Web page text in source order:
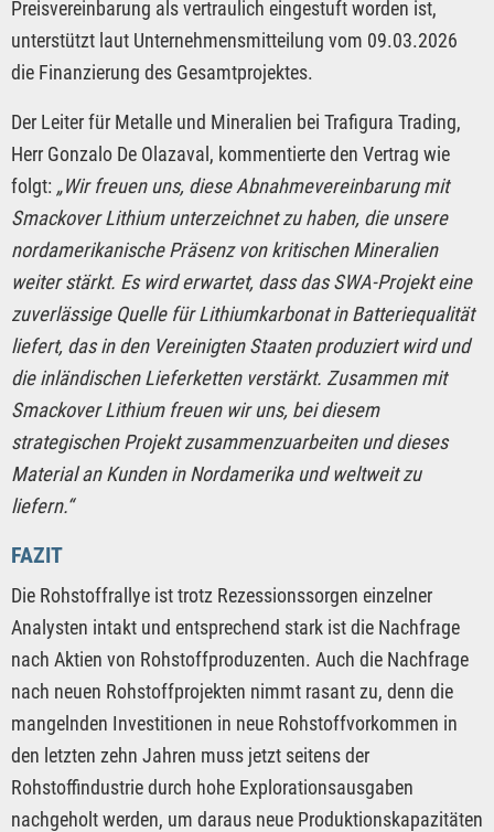
Preisvereinbarung als vertraulich eingestuft worden ist,
unterstützt laut Unternehmensmitteilung vom 09.03.2026
die Finanzierung des Gesamtprojektes.
Der Leiter für Metalle und Mineralien bei Trafigura Trading,
Herr Gonzalo De Olazaval, kommentierte den Vertrag wie
folgt: „Wir freuen uns, diese Abnahmevereinbarung mit
Smackover Lithium unterzeichnet zu haben, die unsere
nordamerikanische Präsenz von kritischen Mineralien
weiter stärkt. Es wird erwartet, dass das SWA-Projekt eine
zuverlässige Quelle für Lithiumkarbonat in Batteriequalität
liefert, das in den Vereinigten Staaten produziert wird und
die inländischen Lieferketten verstärkt. Zusammen mit
Smackover Lithium freuen wir uns, bei diesem
strategischen Projekt zusammenzuarbeiten und dieses
Material an Kunden in Nordamerika und weltweit zu
liefern.“
FAZIT
Die Rohstoffrallye ist trotz Rezessionssorgen einzelner
Analysten intakt und entsprechend stark ist die Nachfrage
nach Aktien von Rohstoffproduzenten. Auch die Nachfrage
nach neuen Rohstoffprojekten nimmt rasant zu, denn die
mangelnden Investitionen in neue Rohstoffvorkommen in
den letzten zehn Jahren muss jetzt seitens der
Rohstoffindustrie durch hohe Explorationsausgaben
nachgeholt werden, um daraus neue Produktionskapazitäten